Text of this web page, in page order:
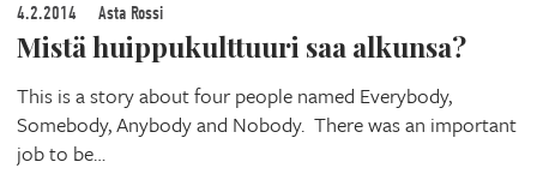
4.2.2014 Asta Rossi
Mistä huippukulttuuri saa alkunsa?
This is a story about four people named Everybody,
Somebody, Anybody and Nobody. There was an important
job to be…